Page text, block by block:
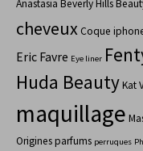
Anastasia Beverly Hills
cheveuxCoque
Eric Favre Eye liner
Huda BeautyKat
maquillage
Origines parfums perruques